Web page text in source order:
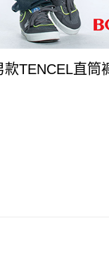
款TENCEL直筒